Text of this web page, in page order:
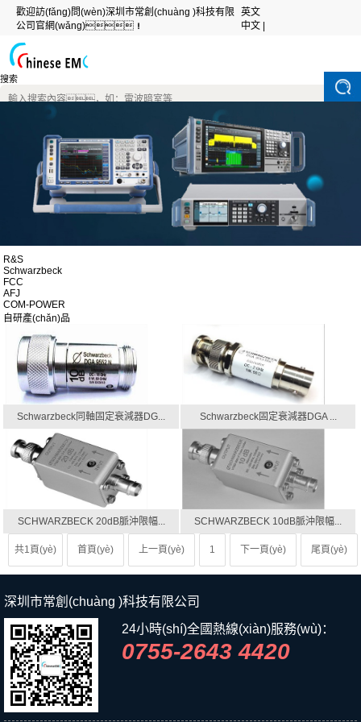
歡迎訪(fǎng)問(wèn)深圳市常創(chuàng )科技有限
公司官網(wǎng)！
英文
中文 |
搜索
R&S
Schwarzbeck
FCC
AFJ
COM-POWER
自研產(chǎn)品
Schwarzbeck同軸固定衰減器DG... Schwarzbeck固定衰減器DGA ...
SCHWARZBECK 20dB脈沖限幅... SCHWARZBECK 10dB脈沖限幅...
共1頁(yè) 首頁(yè) 上一頁(yè) 1 下一頁(yè) 尾頁(yè)
深圳市常創(chuàng )科技有限公司
24小時(shí)全國熱線(xiàn)服務(wù)：
0755-2643 4420